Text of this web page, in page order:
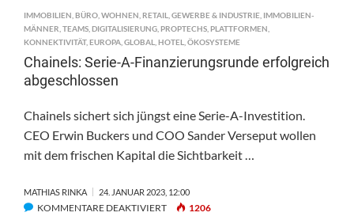
IMMOBILIEN BÜRO WOHNEN RETAIL GEWERBE & INDUSTRIE IMMOBILIEN-
MÄNNER TEAMS DIGITALISIERUNG PROPTECHS PLATTFORMEN
KONNEKTIVITÄT, EUROPA GLOBAL HOTEL ÖKOSYSTEME
Chainels: Serie-A-Finanzierungsrunde erfolgreich
abgeschlossen
Chainels sichert sich jüngst eine Serie-A-Investition.
CEO Erwin Buckers und COO Sander Verseput wollen
mit dem frischen Kapital die Sichtbarkeit …
MATHIAS RINKA 24. JANUAR 2023, 12:00
KOMMENTARE DEAKTIVIERTFÜR 1206